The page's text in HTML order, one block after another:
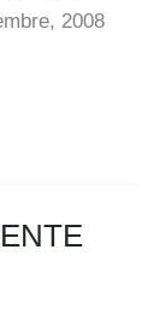
2008